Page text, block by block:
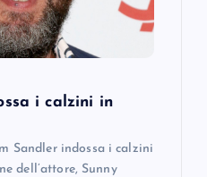
i calzini in
Sandler indossa i calzini
dell’attore, Sunny